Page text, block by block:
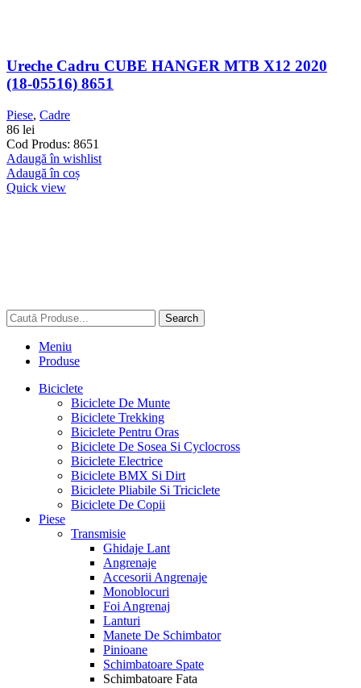
Ureche Cadru CUBE HANGER MTB X12 2020
(18-05516) 8651
Piese, Cadre
86 lei
Cod Produs: 8651
Adaugă în wishlist
Adaugă în coș
Quick view
Search
Meniu
Produse
Biciclete
Biciclete De Munte
Biciclete Trekking
Biciclete Pentru Oras
Biciclete De Sosea Si Cyclocross
Biciclete Electrice
Biciclete BMX Si Dirt
Biciclete Pliabile Si Triciclete
Biciclete De Copii
Piese
Transmisie
Ghidaje Lant
Angrenaje
Accesorii Angrenaje
Monoblocuri
Foi Angrenaj
Lanturi
Manete De Schimbator
Pinioane
Schimbatoare Spate
Schimbatoare Fata